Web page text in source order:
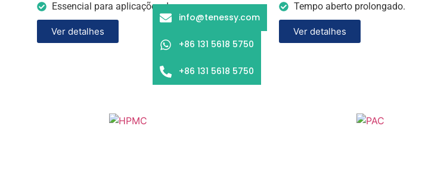
Essencial para aplicações de argamassa.
Ver detalhes
Tempo aberto prolongado.
Ver detalhes
info@tenessy.com
+86 131 5618 5750
+86 131 5618 5750